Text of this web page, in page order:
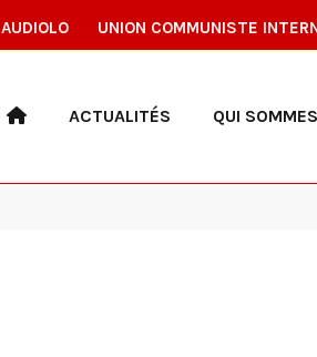
AUDIOLO UNION COMMUNISTE
ACTUALITÉS QUI